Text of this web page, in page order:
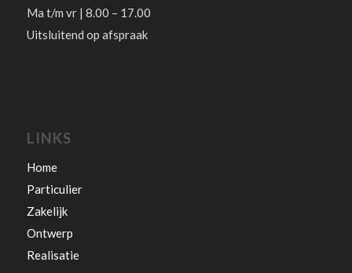
Ma t/m vr | 8.00 – 17.00
Uitsluitend op afspraak
LINKS
Home
Particulier
Zakelijk
Ontwerp
Realisatie